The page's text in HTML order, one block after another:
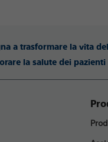
a trasformare la vita
la salute dei